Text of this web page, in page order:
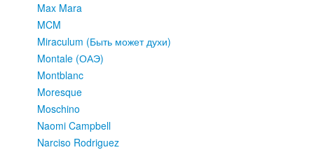
Max Mara
MCM
Miraculum (Быть может духи)
Montale (ОАЭ)
Montblanc
Moresque
Moschino
Naomi Campbell
Narciso Rodriguez